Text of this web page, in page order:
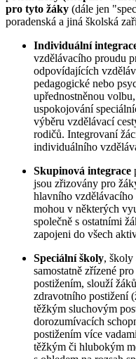
pro tyto žáky (dále jen
poradenská a jiná školská
Individuální
vzdělávacího proudu
odpovídajících
pedagogické nebo
upřednostněnou
uspokojování
výběru vzdělávací
rodičů. Integrovaní
individuálního
Skupinová integrace
jsou zřizovány pro
hlavního vzdělávacího
mohou v některých
společně s ostatními
zapojeni do všech
Speciální školy, školy
samostatně zřízené
postižením, slouží
zdravotního postižení
těžkým sluchovým
dorozumívacích
postižením více
těžkým či hlubokým